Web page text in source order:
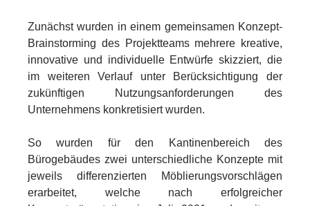
Zunächst wurden in einem gemeinsamen Konzept-
Brainstorming des Projektteams mehrere kreative,
innovative und individuelle Entwürfe skizziert, die
im weiteren Verlauf unter Berücksichtigung der
zukünftigen Nutzungsanforderungen des
Unternehmens konkretisiert wurden.
So wurden für den Kantinenbereich des
Bürogebäudes zwei unterschiedliche Konzepte mit
jeweils differenzierten Möblierungsvorschlägen
erarbeitet, welche nach erfolgreicher